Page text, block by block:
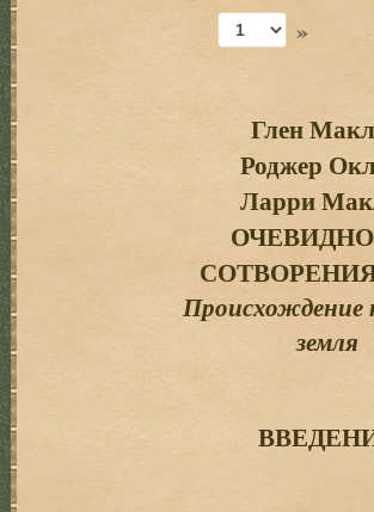
»
Глен
Роджер
Ларри
Происхождение
земля